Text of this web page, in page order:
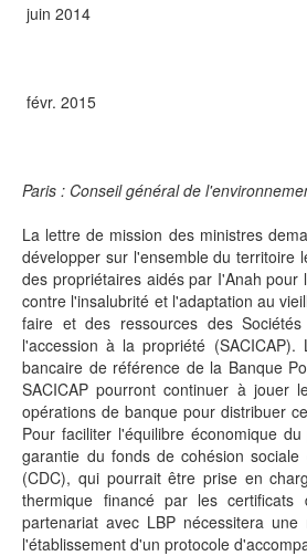
juin 2014
févr. 2015
Paris : Conseil général de
La lettre de mission des ministres
développer sur l'ensemble du territoire
des propriétaires aidés par I'Anah
contre l'insalubrité et l'adaptation au
faire et des ressources des
l'accession à la propriété
bancaire de référence de la Banque
SACICAP pourront continuer à jouer
opérations de banque pour distribuer
Pour faciliter l'équilibre économique
garantie du fonds de cohésion
(CDC), qui pourrait être prise en
thermique financé par les
partenariat avec LBP nécessitera
l'établissement d'un protocole